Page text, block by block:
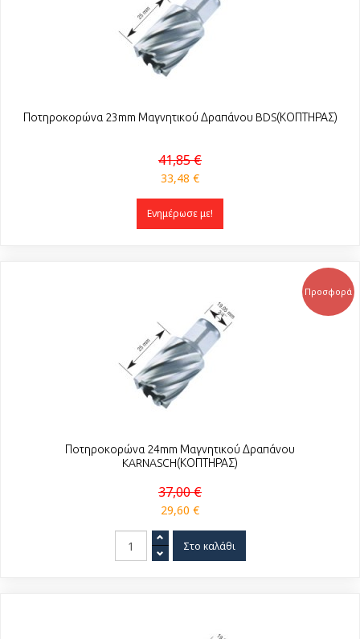
Ποτηροκορώνα 23mm Μαγνητικού Δραπάνου BDS(ΚΟΠΤΗΡΑΣ)
41,85 €
33,48 €
Ενημέρωσε με!
Προσφορά
Ποτηροκορώνα 24mm Μαγνητικού Δραπάνου
KARNASCH(ΚΟΠΤΗΡΑΣ)
37,00 €
29,60 €